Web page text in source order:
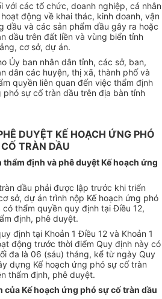
với các tổ chức, doanh nghiệp, cá nhân
động về khai thác, kinh doanh, vận
dầu và các sản phẩm dầu gây ra hoặc
dầu trên đất liền và vùng biển tỉnh
cơ sở, dự án.
Ủy ban nhân dân tỉnh, các sở, ban,
dân các huyện, thị xã, thành phố và
quyền liên quan đến việc thẩm định
sự cố tràn dầu trên địa bàn tỉnh
DUYỆT KẾ HOẠCH ỨNG PHÓ
TRÀN DẦU
định và phê duyệt Kế hoạch ứng
dầu phải được lập trước khi triển
sở, dự án trình nộp Kế hoạch ứng phó
thẩm quyền quy định tại Điều 12,
định, phê duyệt.
định tại Khoản 1 Điều 12 và Khoản 1
động trước thời điểm Quy định này có
đa là 06 (sáu) tháng, kể từ ngày Quy
dựng Kế hoạch ứng phó sự cố tràn
thẩm định, phê duyệt.
của Kế hoạch ứng phó sự cố tràn dầu